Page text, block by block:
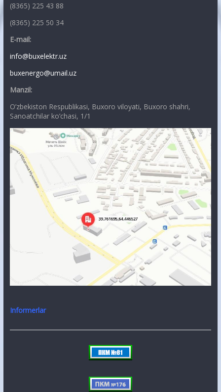
(8365) 225 43 88
(8365) 225 50 34
E-mail:
info@buxelektr.uz
buxenergo@umail.uz
Manzil:
O’zbekiston Respublikasi, Buxoro viloyati, Buxoro shahri,
Sanoatchilar ko’chasi, 1/1
Informerlar